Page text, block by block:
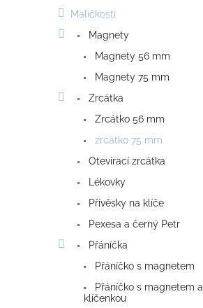
Maličkosti
Magnety
Magnety 56 mm
Magnety 75 mm
Zrcátka
Zrcátko 56 mm
zrcátko 75 mm
Otevírací zrcátka
Lékovky
Přívěsky na klíče
Pexesa a černý Petr
Přáníčka
Přáníčko s magnetem
Přáníčko s magnetem a
klíčenkou